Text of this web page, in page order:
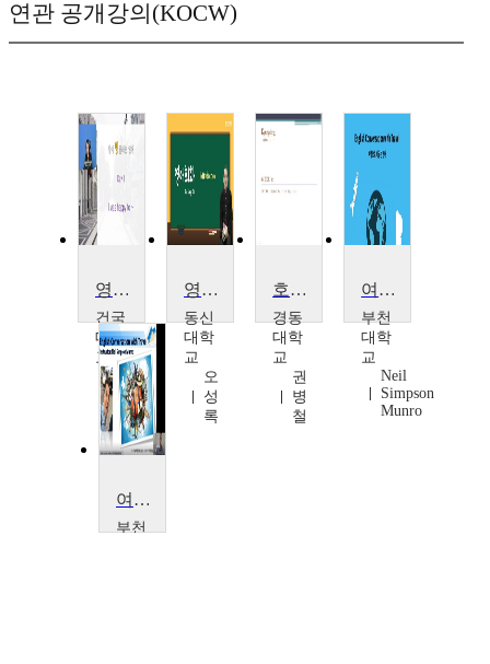
연관 공개강의(KOCW)
영어회화(입이 뻥 뚫리는 영어)
건국
대학
교
이
수
미
영어회화
동신
대학
교
오
성
록
호텔 서비스 영어회화
경동
대학
교
권
병
철
여행으로 배우는 영어회화
부천
대학
교
Neil
Simpson
Munro
여행으로 배우는 영어회화
부천